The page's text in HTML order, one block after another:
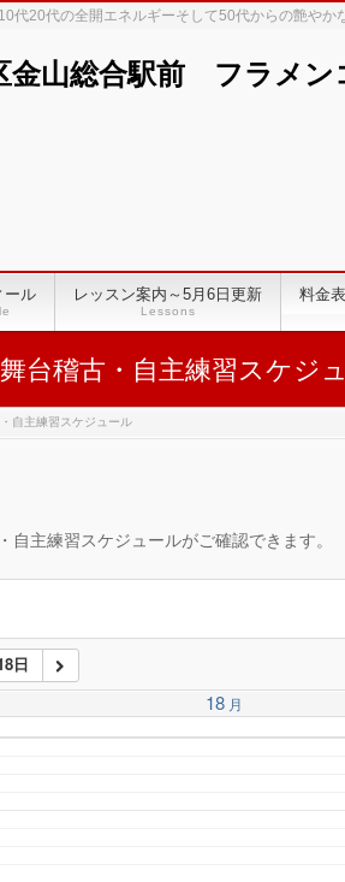
代20代の全開エネルギーそして50代からの艶や
金山総合駅前 フラメン
ール レッスン案内～5月6日更新
Lessons
料金表
台稽古・自主練習スケジ
自主練習スケジュール
自主練習スケジュールがご確認できます。
日
18 月